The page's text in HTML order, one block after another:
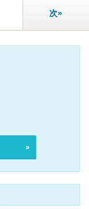
次»